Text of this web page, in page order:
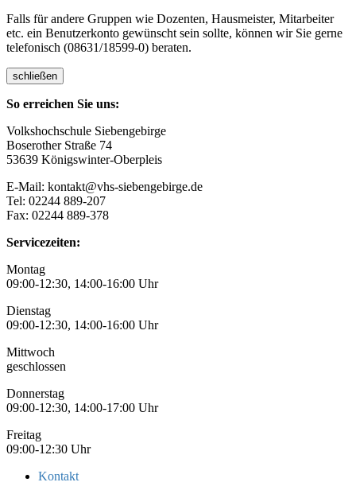
Falls für andere Gruppen wie Dozenten, Hausmeister, Mitarbeiter
etc. ein Benutzerkonto gewünscht sein sollte, können wir Sie gerne
telefonisch (08631/18599-0) beraten.
schließen
So erreichen Sie uns:
Volkshochschule Siebengebirge
Boserother Straße 74
53639 Königswinter-Oberpleis
E-Mail: kontakt@vhs-siebengebirge.de
Tel: 02244 889-207
Fax: 02244 889-378
Servicezeiten:
Montag
09:00-12:30, 14:00-16:00 Uhr
Dienstag
09:00-12:30, 14:00-16:00 Uhr
Mittwoch
geschlossen
Donnerstag
09:00-12:30, 14:00-17:00 Uhr
Freitag
09:00-12:30 Uhr
Kontakt